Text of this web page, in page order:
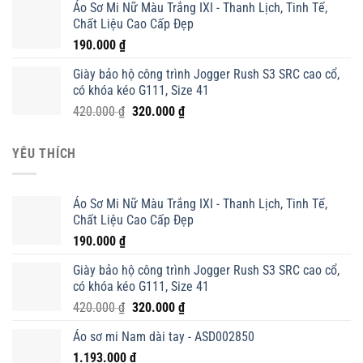
Áo Sơ Mi Nữ Màu Trắng IXI - Thanh Lịch, Tinh Tế,
Chất Liệu Cao Cấp Đẹp
190.000 ₫
Giày bảo hộ công trình Jogger Rush S3 SRC cao cổ,
có khóa kéo G111, Size 41
420.000₫ Giá
320.000 ₫Giá
YÊU THÍCH
Áo Sơ Mi Nữ Màu Trắng IXI - Thanh Lịch, Tinh Tế,
Chất Liệu Cao Cấp Đẹp
190.000 ₫
Giày bảo hộ công trình Jogger Rush S3 SRC cao cổ,
có khóa kéo G111, Size 41
420.000₫ Giá
là:
420.000 ₫.
320.000 ₫Giá
tại
Áo sơ mi Nam dài tay - ASD002850
1.193.000 ₫